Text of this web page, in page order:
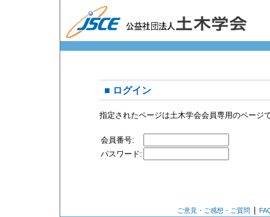
■ ログイン
指定されたページは土木学会会員専用のページ
会員番号:
パスワード:
ご意見・ご感想・ご質問